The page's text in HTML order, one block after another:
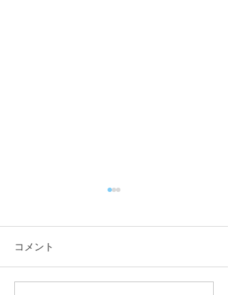
夏季休業のお知らせ
コメント